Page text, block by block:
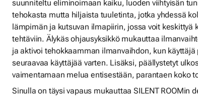
suunniteltu eliminoimaan kaiku, luoden viihtyisän
tehokasta mutta hiljaista tuuletinta, jotka yhdessä
lämpimän ja kutsuvan ilmapiirin, jossa voit keskittyä
tehtäviin. Älykäs ohjausyksikkö mukauttaa
ja aktivoi tehokkaamman ilmanvaihdon, kun
seuraavaa käyttäjää varten. Lisäksi, päällystetyt
vaimentamaan melua entisestään, parantaen koko
Sinulla on täysi vapaus mukauttaa SILENT ROOMin